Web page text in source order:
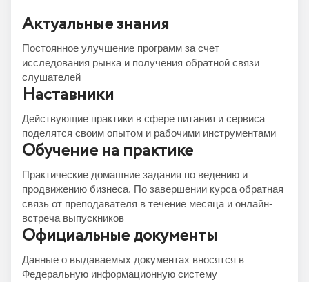
Актуальные знания
Постоянное улучшение программ за счет
исследования рынка и получения обратной связи
слушателей
Наставники
Действующие практики в сфере питания и сервиса
поделятся своим опытом и рабочими инструментами
Обучение на практике
Практические домашние задания по ведению и
продвижению бизнеса. По завершении курса обратная
связь от преподавателя в течение месяца и онлайн-
встреча выпускников
Официальные документы
Данные о выдаваемых документах вносятся в
Федеральную информационную систему